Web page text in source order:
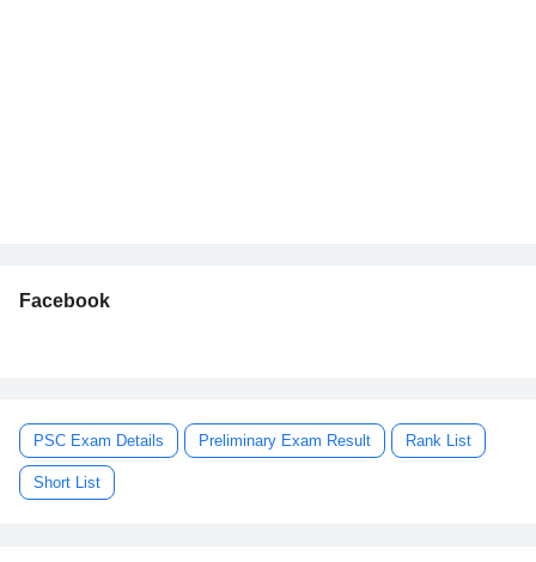
Facebook
PSC Exam Details Preliminary Exam Result Rank List
Short List